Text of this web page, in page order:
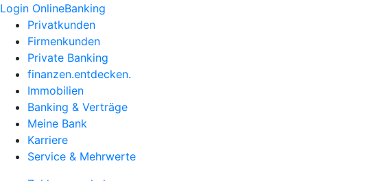
Login OnlineBanking
Privatkunden
Firmenkunden
Private Banking
finanzen.entdecken.
Immobilien
Banking & Verträge
Meine Bank
Karriere
Service & Mehrwerte